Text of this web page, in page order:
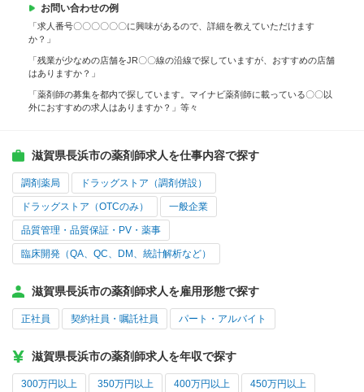
お問い合わせの例
「求人番号〇〇〇〇〇〇に興味があるので、詳細を教えていただけます
か？」
「残業が少なめの店舗をJR〇〇線の沿線で探していますが、おすすめの店舗
はありますか？」
「薬剤師の募集を都内で探しています。マイナビ薬剤師に載っている〇〇以
外におすすめの求人はありますか？」等々
滋賀県長浜市の薬剤師求人を仕事内容で探す
調剤薬局 ドラッグストア（調剤併設）
ドラッグストア（OTCのみ） 一般企業
品質管理・品質保証・PV・薬事
臨床開発（QA、QC、DM、統計解析など）
滋賀県長浜市の薬剤師求人を雇用形態で探す
正社員 契約社員・嘱託社員 パート・アルバイト
滋賀県長浜市の薬剤師求人を年収で探す
300万円以上 350万円以上 400万円以上 450万円以上